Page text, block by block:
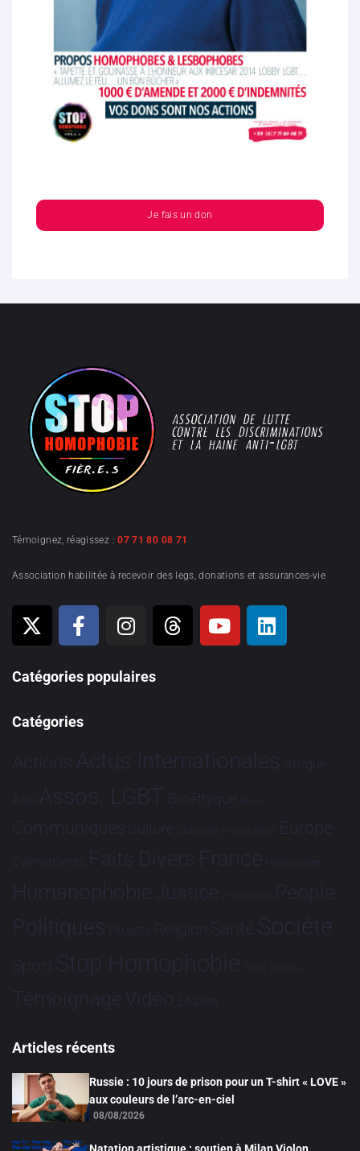
Je fais un don
Témoignez, réagissez :07 71 80 08 71
Association habilitée à recevoir des legs, donations et assurances-vie
Catégories populaires
Catégories
Actions Actus Internationales Afrique
Asie Assos. LGBT Bioéthique Brève
Communiqués Culture Dialogues France-Brésil Europe
Evénements Faits Divers France Hommage
HumanophobieJustice Partenariat People
Politiques Projets Religion Santé Société
Sport Stop Homophobie Tech Tribune
TémoignageVidéo Études
Articles récents
Russie : 10 jours de prison pour un T-shirt « LOVE »
aux couleurs de l’arc-en-ciel
08/08/2026